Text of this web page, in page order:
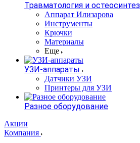
Травматология и остеосинтез
Аппарат Илизарова
Инструменты
Крючки
Материалы
Еще
УЗИ-аппараты
Датчики УЗИ
Принтеры для УЗИ
Разное оборудование
Акции
Компания